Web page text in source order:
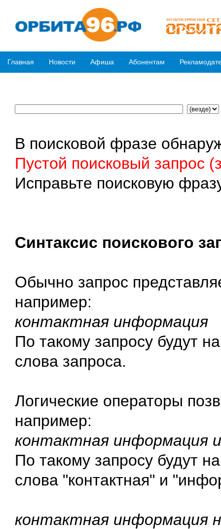
Главная Новости Афиша Абонентам
В поисковой фразе
Пустой поисковый запрос
Исправьте поисковую
Синтаксис поискового
Обычно запрос
например:
контактная информация
По такому запросу будут
слова запроса.
Логические операторы
например:
контактная информация
По такому запросу будут
слова "контактная" и
контактная информация